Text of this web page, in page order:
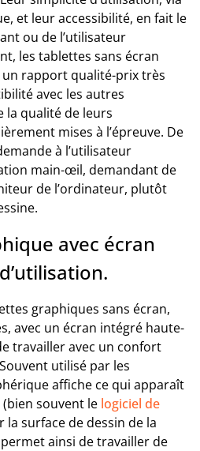
et leur accessibilité, en fait le
ou de l’utilisateur
les tablettes sans écran
un rapport qualité-prix très
avec les autres
la qualité de leurs
mises à l’épreuve. De
à l’utilisateur
main-œil, demandant de
de l’ordinateur, plutôt
avec écran
graphiques sans écran,
avec un écran intégré haute-
travailler avec un confort
utilisé par les
affiche ce qui apparaît
(bien souvent le logiciel de
la surface de dessin de la
ainsi de travailler de